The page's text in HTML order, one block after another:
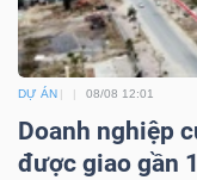
DỰ ÁN 08/08 12:01
Doanh nghiệp
được giao gần
DỊCH
VỤ
TRUYỀN